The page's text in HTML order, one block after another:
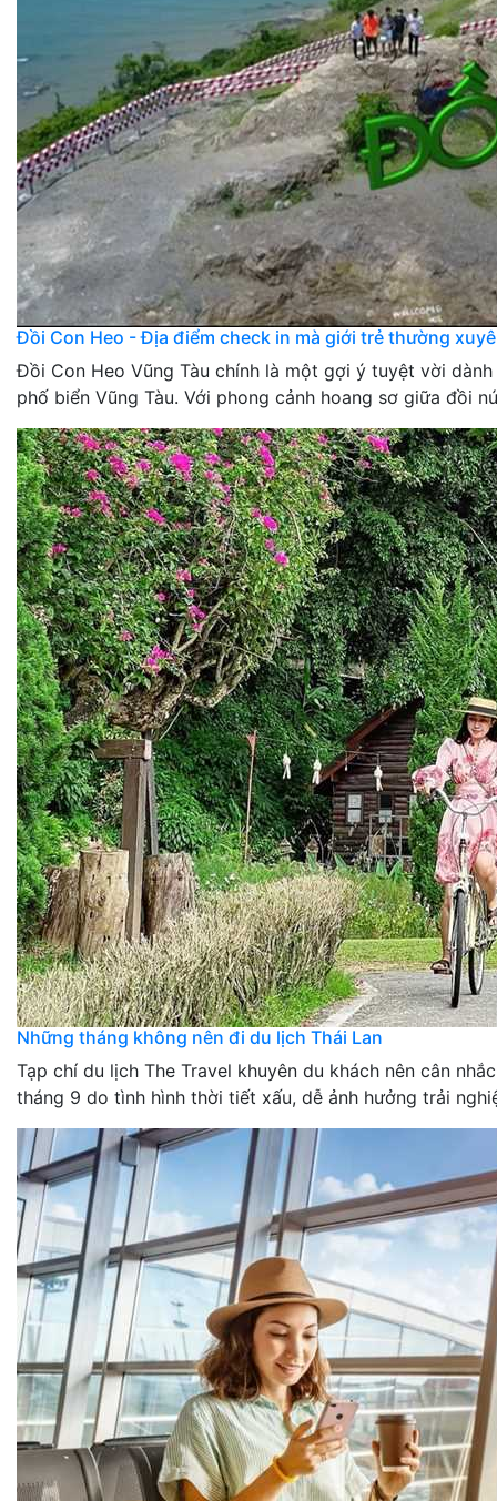
Đồi Con Heo - Địa điểm check in mà giới trẻ thường
Đồi Con Heo Vũng Tàu chính là một gợi ý tuyệt vời
phố biển Vũng Tàu. Với phong cảnh hoang sơ giữa đồi
Những tháng không nên đi du lịch Thái Lan
Tạp chí du lịch The Travel khuyên du khách nên cân
tháng 9 do tình hình thời tiết xấu, dễ ảnh hưởng trải